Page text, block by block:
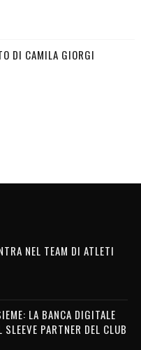
DI CAMILA GIORGI
NEL TEAM DI ATLETI
LA BANCA DIGITALE
PARTNER DEL CLUB